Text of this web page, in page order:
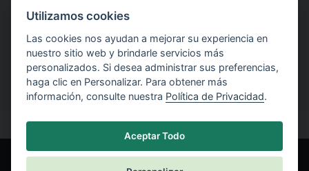
Descargue los Manuales de Ingeniería con las teorías y
explicaciones prácticas del uso de software.
Utilizamos cookies
Las cookies nos ayudan a mejorar su experiencia en
nuestro sitio web y brindarle servicios más
personalizados. Si desea administrar sus preferencias,
haga clic en Personalizar. Para obtener más
información, consulte nuestra Política de Privacidad.
Aceptar Todo